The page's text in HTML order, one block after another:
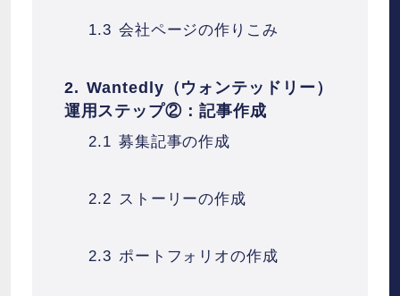
会社ページの作りこみ
Wantedly（ウォンテッドリー）
運用ステップ②：記事作成
募集記事の作成
ストーリーの作成
ポートフォリオの作成